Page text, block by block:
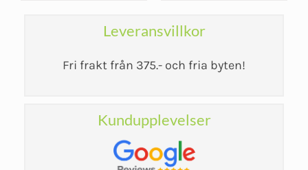
Leveransvillkor
Fri frakt från 375.- och fria byten!
Kundupplevelser